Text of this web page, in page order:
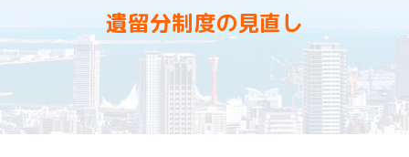
遺留分制度の見直し